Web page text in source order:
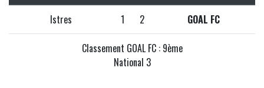
Istres 1 2 GOAL FC
Classement GOAL FC : 9ème
National 3